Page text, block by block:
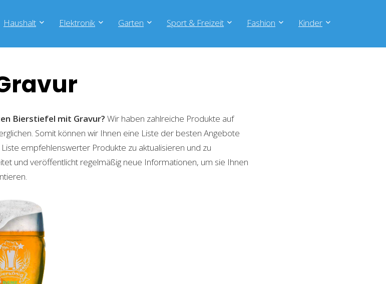
Haushalt Elektronik Garten Sport & Freizeit Fashion Kinder
Bierstiefel mit Gravur? Wir haben zahlreiche Produkte auf
Somit können wir Ihnen eine Liste der besten Angebote
empfehlenswerter Produkte zu aktualisieren und zu
und veröffentlicht regelmäßig neue Informationen, um sie Ihnen